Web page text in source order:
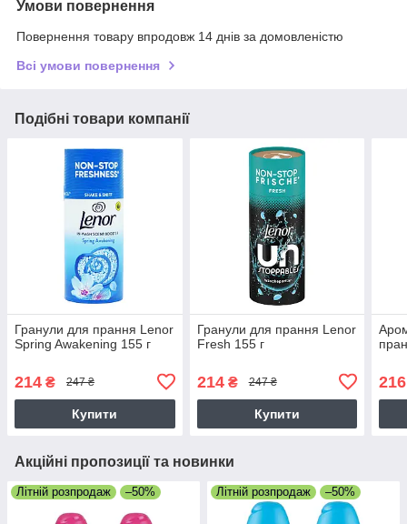
Умови повернення
Повернення товару впродовж 14 днів за домовленістю
Всі умови повернення
Подібні товари компанії
Гранули для прання Lenor
Spring Awakening 155 г
214 ₴ 247 ₴
Купити
Гранули для прання Lenor
Fresh 155 г
214₴ 247 ₴
Купити
216
Акційні пропозиції та новинки
Літній розпродаж –50% Літній розпродаж –50%